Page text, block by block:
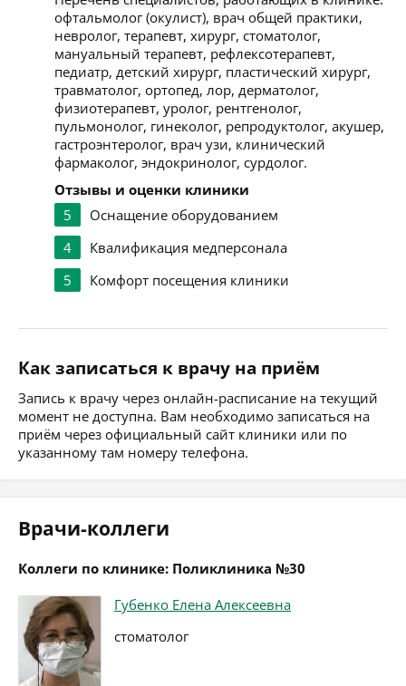
офтальмолог (окулист), врач общей практики,
невролог, терапевт, хирург, стоматолог,
мануальный терапевт, рефлексотерапевт,
педиатр, детский хирург, пластический хирург,
травматолог, ортопед, лор, дерматолог,
физиотерапевт, уролог, рентгенолог,
пульмонолог, гинеколог, репродуктолог, акушер,
гастроэнтеролог, врач узи, клинический
фармаколог, эндокринолог, сурдолог.
Отзывы и оценки клиники
5
Оснащение оборудованием
4
Квалификация медперсонала
5
Комфорт посещения клиники
Как записаться к врачу на приём
Запись к врачу через онлайн-расписание на текущий
момент не доступна. Вам необходимо записаться на
приём через официальный сайт клиники или по
указанному там номеру телефона.
Врачи-коллеги
Коллеги по клинике: Поликлиника №30
Губенко Елена Алексеевна
стоматолог